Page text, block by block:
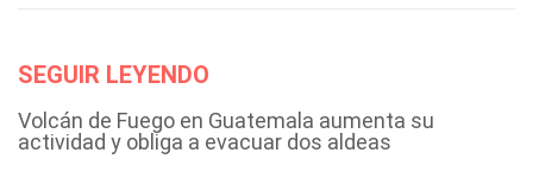
SEGUIR LEYENDO
Volcán de Fuego en Guatemala aumenta su
actividad y obliga a evacuar dos aldeas